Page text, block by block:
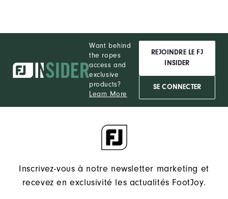
Want behind
the ropes
access and
exclusive
products?
Learn More
REJOINDRE LE FJ
INSIDER
SE CONNECTER
Inscrivez-vous à notre newsletter marketing et
recevez en exclusivité les actualités FootJoy.